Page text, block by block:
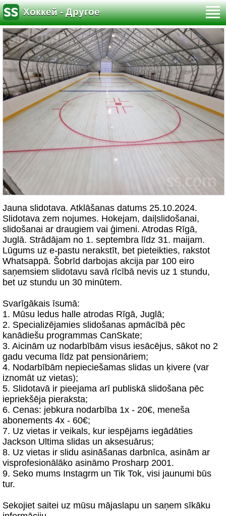
Хоккей - Другое
Jauna slidotava. Atklāšanas datums 25.10.2024.
Slidotava zem nojumes. Hokejam, daiļslidošanai,
slidošanai ar draugiem vai ģimeni. Atrodas Rīgā,
Juglā. Strādājam no 1. septembra līdz 31. maijam.
Lūgums uz e-pastu nerakstīt, bet pieteikties, rakstot
Whatsappā. Šobrīd darbojas akcija par 100 eiro
saņemsiem slidotavu savā rīcībā nevis uz 1 stundu,
bet uz stundu un 30 minūtem.
Svarīgākais īsumā:
1. Mūsu ledus halle atrodas Rīgā, Juglā;
2. Specializējamies slidošanas apmācībā pēc
kanādiešu programmas CanSkate;
3. Aicinām uz nodarbībām visus iesācējus, sākot no 2
gadu vecuma līdz pat pensionāriem;
4. Nodarbībām nepieciešamas slidas un ķivere (var
iznomāt uz vietas);
5. Slidotavā ir pieejama arī publiskā slidošana pēc
iepriekšēja pieraksta;
6. Cenas: jebkura nodarbība 1x - 20€, meneša
abonements 4x - 60€;
7. Uz vietas ir veikals, kur iespējams iegādāties
Jackson Ultima slidas un aksesuārus;
8. Uz vietas ir slidu asināšanas darbnīca, asinām ar
visprofesionālāko asināmo Prosharp 2001.
9. Seko mums Instagrm un Tik Tok, visi jaunumi būs
tur.
Sekojiet saitei uz mūsu mājaslapu un saņem sīkāku